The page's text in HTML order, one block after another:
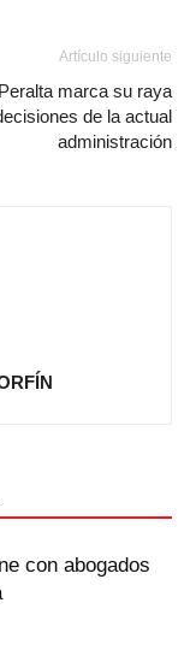
Artículo siguiente
Peralta marca su raya
de la actual
administración
con abogados